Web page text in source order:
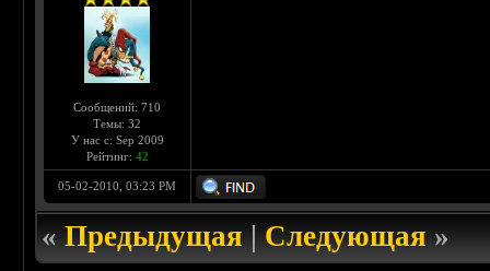
Сообщений: 710
Темы: 32
У нас с: Sep 2009
Рейтинг: 42
05-02-2010, 03:23 PM
«Предыдущая|Следующая»